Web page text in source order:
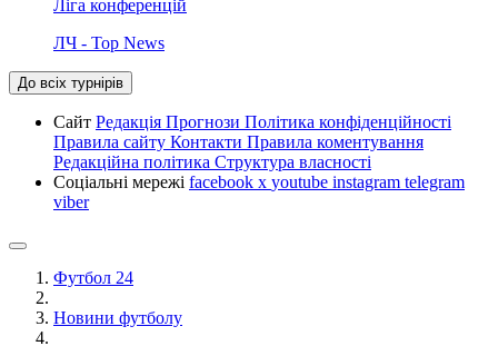
Ліга конференцій
ЛЧ - Top News
До всіх турнірів
Сайт Редакція Прогнози Політика конфіденційності
Правила сайту Контакти Правила коментування
Редакційна політика Структура власності
Соціальні мережі facebook x youtube instagram telegram
viber
Футбол 24
Новини футболу